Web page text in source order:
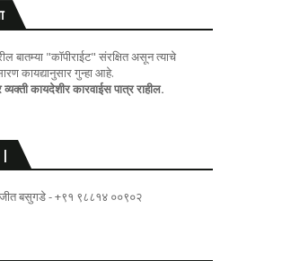
बातम्या "कॉपीराईट" संरक्षित असून त्याचे
कायद्यानुसार गुन्हा आहे.
कायदेशीर कारवाईस पात्र राहील.
बसुगडे - +९१ ९८८१४ ००९०२